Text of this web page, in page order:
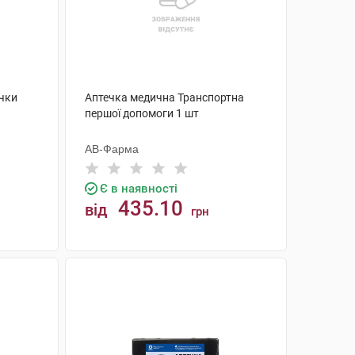
Аптечка медична Транспортна
першої допомоги 1 шт
АВ-Фарма
Є в наявності
від 435.10 грн